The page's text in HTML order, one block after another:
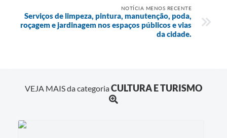
NOTÍCIA MENOS RECENTE
Serviços de limpeza, pintura, manutenção, poda,
roçagem e jardinagem nos espaços públicos e vias
da cidade.
VEJA MAIS da categoriaCULTURA E TURISMO